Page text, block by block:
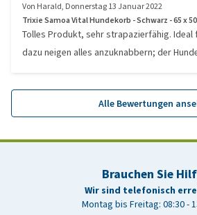
Von Harald, Donnerstag 13 Januar 2022
Trixie Samoa Vital Hundekorb - Schwarz - 65 x
Tolles Produkt, sehr strapazierfähig. Ideal
dazu neigen alles anzuknabbern; der
Alle Bewertungen
Brauchen Sie
Wir sind telefonisch
Montag bis Freitag: 08:30 -